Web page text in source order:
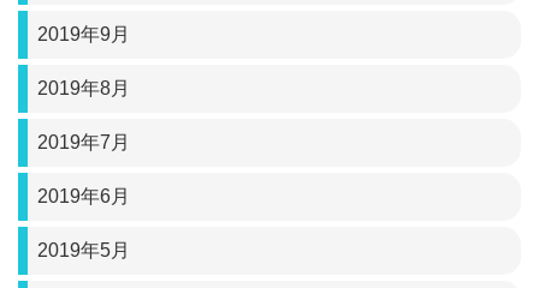
2019年9月
2019年8月
2019年7月
2019年6月
2019年5月